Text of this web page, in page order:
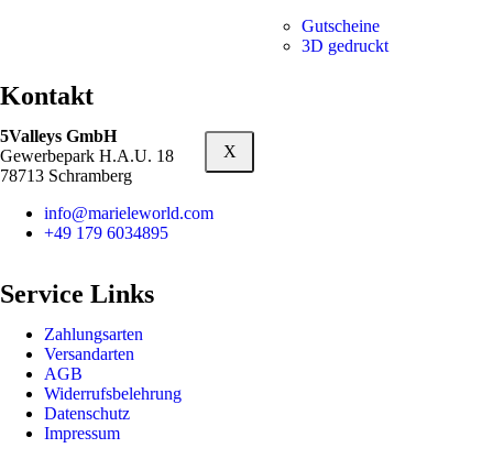
Gutscheine
3D gedruckt
X
Kontakt
5Valleys GmbH
Gewerbepark H.A.U. 18
78713 Schramberg
info@marieleworld.com
+49 179 6034895
Service Links
Zahlungsarten
Versandarten
AGB
Widerrufsbelehrung
Datenschutz
Impressum